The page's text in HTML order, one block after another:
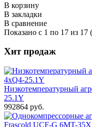
В корзину
В закладки
В сравнение
Показано с 1 по 17 из 17
Хит продаж
Низкотемпературный
25.1Y
992864 руб.